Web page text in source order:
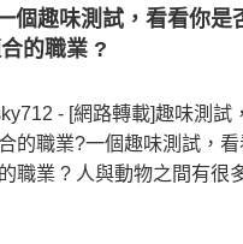
個趣味測試，看看你是
的職業 ?
- [網路轉載]趣味測試
測試，看看你是否
職業 ? 人與動物之間有很